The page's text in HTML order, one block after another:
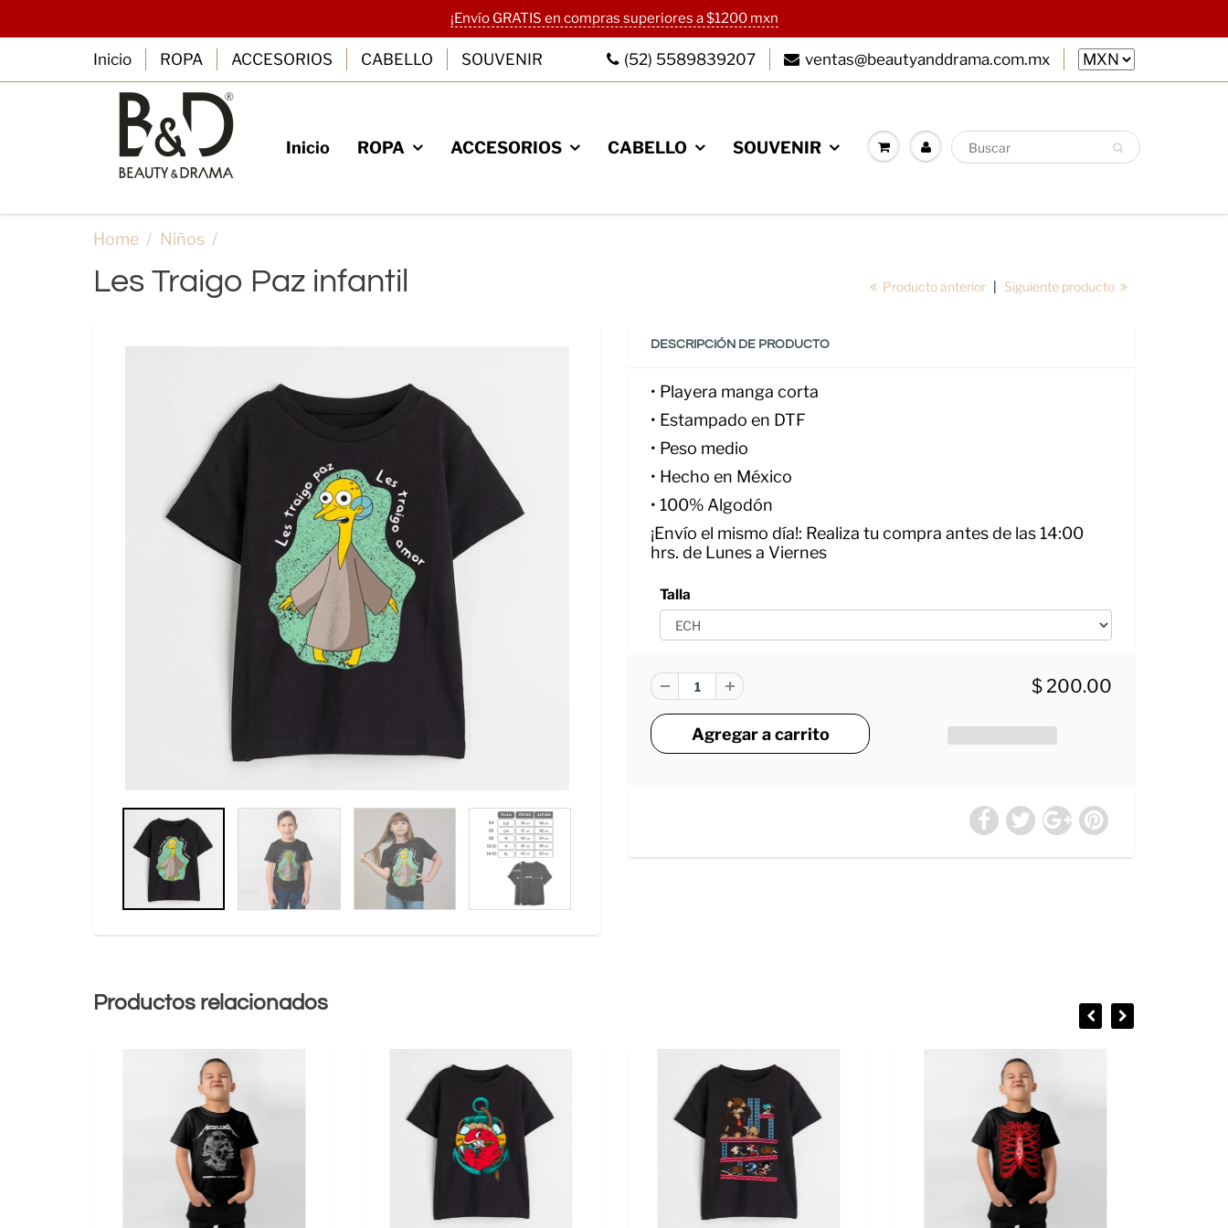
BOLETIN
RegÍstrate con tu mail para recibir ofertas
¡Envío GRATIS en compras superiores a $1200 mxn
Inicio ROPA ACCESORIOS CABELLO SOUVENIR (52) 5589839207 ventas@beautyanddrama.com.mx
Inicio ROPA ACCESORIOS CABELLO SOUVENIR
Home Niños
Les Traigo Paz infantil Producto anterior | Siguiente producto
DESCRIPCIÓN DE PRODUCTO
• Playera manga corta
• Estampado en DTF
• Peso medio
• Hecho en México
• 100% Algodón
¡Envío el mismo día!: Realiza tu compra antes de las 14:00
hrs. de Lunes a Viernes
Talla
$ 200.00
Productos relacionados